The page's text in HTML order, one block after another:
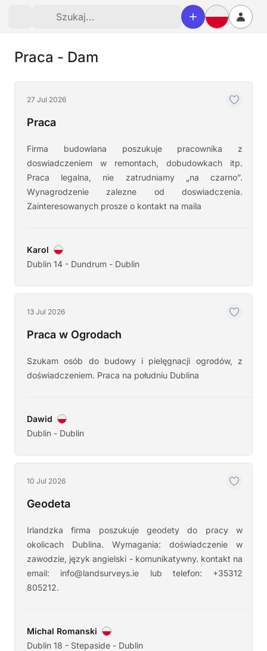
Praca - Dam
27 Jul 2026
Praca
Firma budowlana poszukuje pracownika z
doswiadczeniem w remontach, dobudowkach itp.
Praca legalna, nie zatrudniamy „na czarno”.
Wynagrodzenie zalezne od doswiadczenia.
Zainteresowanych prosze o kontakt na maila
Karol
Dublin 14 - Dundrum - Dublin
13 Jul 2026
Praca w Ogrodach
Szukam osób do budowy i pielęgnacji ogrodów, z
doświadczeniem. Praca na południu Dublina
Dawid
Dublin - Dublin
10 Jul 2026
Geodeta
Irlandzka firma poszukuje geodety do pracy w
okolicach Dublina. Wymagania: doświadczenie w
zawodzie, język angielski - komunikatywny. kontakt na
email: info@landsurveys.ie lub telefon: +35312
805212.
Michal Romanski
Dublin 18 - Stepaside - Dublin